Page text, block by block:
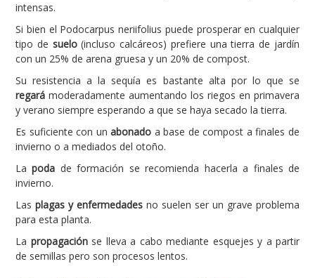
intensas.
Si bien el Podocarpus neriifolius puede prosperar en cualquier
tipo de suelo(incluso calcáreos) prefiere una tierra de jardín
con un 25% de arena gruesa y un 20% de compost.
Su resistencia a la sequía es bastante alta por lo que se
regará moderadamente aumentando los riegos en primavera
y verano siempre esperando a que se haya secado la tierra.
Es suficiente con unabonado a base de compost a finales de
invierno o a mediados del otoño.
Lapoda de formación se recomienda hacerla a finales de
invierno.
Las plagas y enfermedades no suelen ser un grave problema
para esta planta.
La propagaciónse lleva a cabo mediante esquejes y a partir
de semillas pero son procesos lentos.